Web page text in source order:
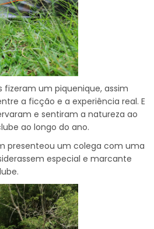
fizeram um piquenique, assim
a ficção e a experiência real. E
e sentiram a natureza ao
ao longo do ano.
presenteou um colega com uma
especial e marcante